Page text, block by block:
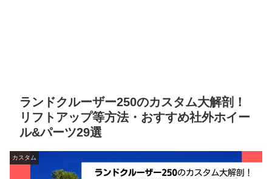
ランドクルーザー250のカスタム大解剖！
リフトアップ等方法・おすすめ社外ホイー
ル&パーツ29選
カスタム